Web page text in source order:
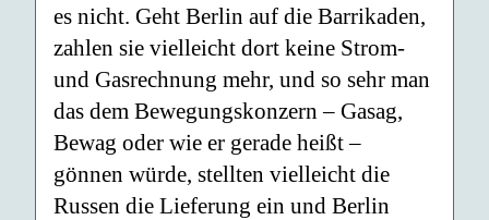
es nicht. Geht Berlin auf die Barrikaden,
zahlen sie vielleicht dort keine Strom-
und Gasrechnung mehr, und so sehr man
das dem Bewegungskonzern – Gasag,
Bewag oder wie er gerade heißt –
gönnen würde, stellten vielleicht die
Russen die Lieferung ein und Berlin